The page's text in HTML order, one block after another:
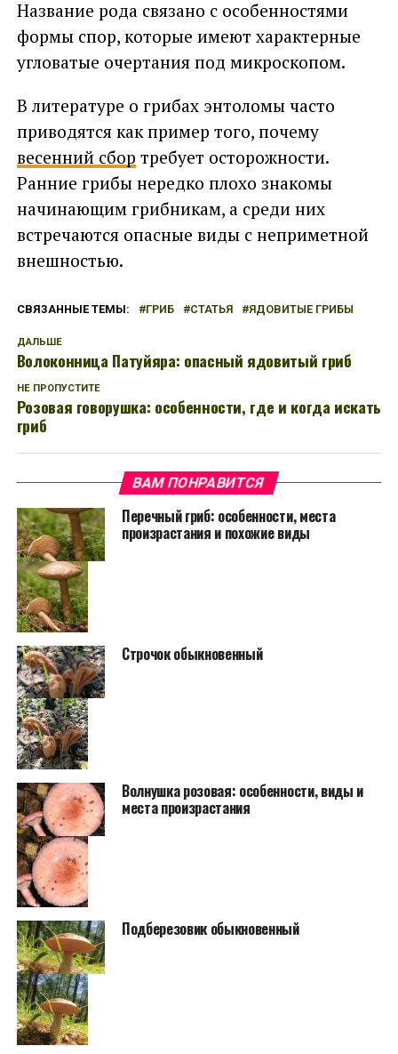
Название рода связано с особенностями
формы спор, которые имеют характерные
угловатые очертания под микроскопом.
В литературе о грибах энтоломы часто
приводятся как пример того, почему
весенний сбор требует осторожности.
Ранние грибы нередко плохо знакомы
начинающим грибникам, а среди них
встречаются опасные виды с неприметной
внешностью.
СВЯЗАННЫЕ ТЕМЫ: ГРИБ СТАТЬЯ ЯДОВИТЫЕ ГРИБЫ
ДАЛЬШЕ
Волоконница Патуйяра: опасный ядовитый гриб
НЕ ПРОПУСТИТЕ
Розовая говорушка: особенности, где и когда искать
гриб
ВАМ ПОНРАВИТСЯ
Перечный гриб: особенности, места
произрастания и похожие виды
Строчок обыкновенный
Волнушка розовая: особенности, виды и
места произрастания
Подберезовик обыкновенный